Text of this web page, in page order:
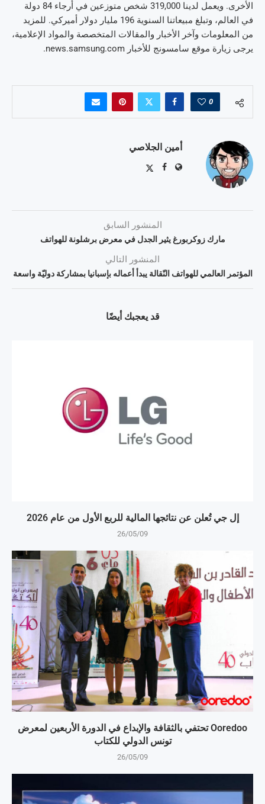
الأخرى. ويعمل لدينا 319,000 شخص متوزعين في أرجاء 84 دولة
في العالم، وتبلغ مبيعاتنا السنوية 196 مليار دولار أميركي. للمزيد
من المعلومات وآخر الأخبار والمقالات المتخصصة والمواد الإعلامية،
يرجى زيارة موقع سامسونج للأخبار news.samsung.com.
0
أمين الجلاصي
المنشور السابق
مارك زوكربورغ يثير الجدل في معرض برشلونة للهواتف
المنشور التالي
المؤتمر العالمي للهواتف النّقالة يبدأ أعماله بإسبانيا بمشاركة دوليّة واسعة
قد يعجبك أيضًا
إل جي تُعلن عن نتائجها المالية للربع الأول من عام 2026
26/05/09
Ooredoo تحتفي بالثقافة والإبداع في الدورة الأربعين لمعرض
تونس الدولي للكتاب
26/05/09